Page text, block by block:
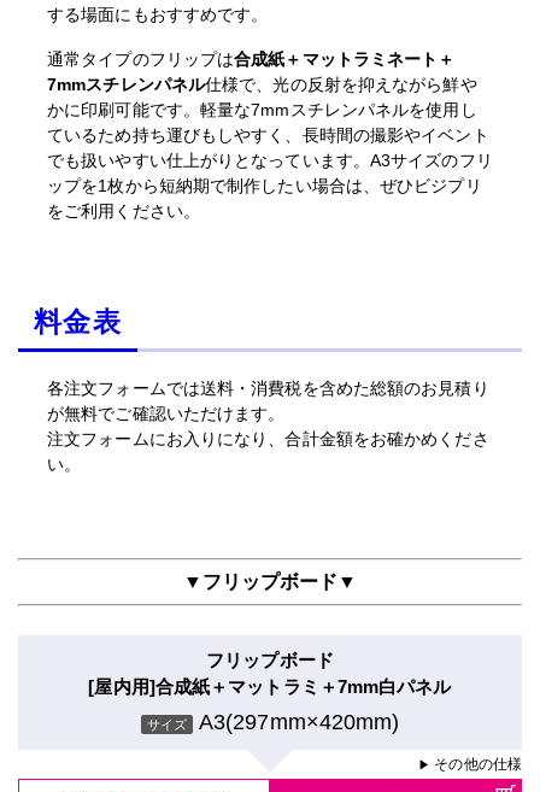
する場面にもおすすめです。
通常タイプのフリップは合成紙＋マットラミネート＋
7mmスチレンパネル仕様で、光の反射を抑えながら鮮や
かに印刷可能です。軽量な7mmスチレンパネルを使用し
ているため持ち運びもしやすく、長時間の撮影やイベント
でも扱いやすい仕上がりとなっています。A3サイズのフリ
ップを1枚から短納期で制作したい場合は、ぜひビジプリ
をご利用ください。
料金表
各注文フォームでは送料・消費税を含めた総額のお見積り
が無料でご確認いただけます。
注文フォームにお入りになり、合計金額をお確かめくださ
い。
▼フリップボード▼
フリップボード
[屋内用]合成紙＋マットラミ＋7mm白パネル
サイズ A3(297mm×420mm)
▶ その他の仕様